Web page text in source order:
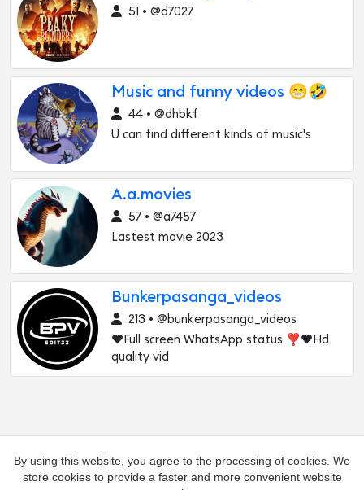
51 • @d7027
Music and funny videos 😁🤣
44 • @dhbkf
U can find different kinds of music's
A.a.movies
57 • @a7457
Lastest movie 2023
Bunkerpasanga_videos
213 • @bunkerpasanga_videos
♥️Full screen WhatsApp status ❣️♥️Hd
quality vid
By using this website, you agree to the processing of cookies. We
store cookies to provide a faster and more convenient website